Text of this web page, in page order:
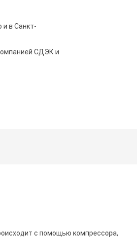
и в Санкт-
СДЭК и
с помощью компрессора,